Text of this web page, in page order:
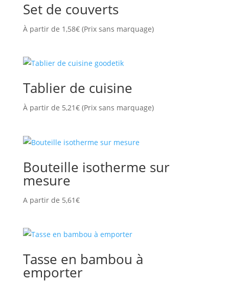
Set de couverts
À partir de 1,58€(Prix sans marquage)
Tablier de cuisine
À partir de 5,21€(Prix sans marquage)
Bouteille isotherme sur
mesure
A partir de 5,61€
Tasse en bambou à
emporter